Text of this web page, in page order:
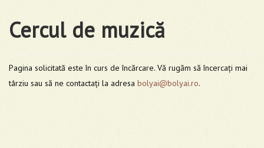
Cercul de muzică
Pagina solicitată este în curs de încărcare. Vă rugăm să încercați mai
târziu sau să ne contactați la adresa bolyai@bolyai.ro.